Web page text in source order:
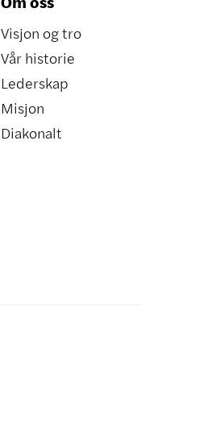
Visjon og tro
Vår historie
Lederskap
Misjon
Diakonalt